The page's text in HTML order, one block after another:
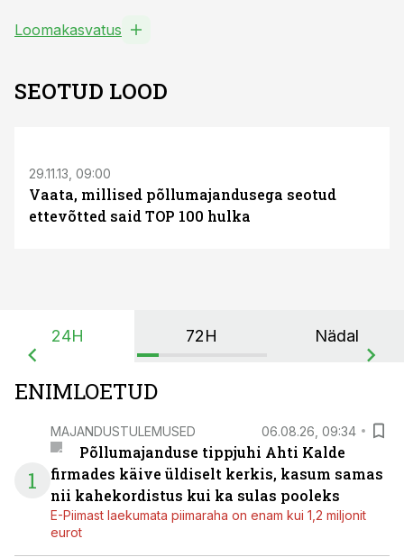
Loomakasvatus
SEOTUD LOOD
29.11.13, 09:00
Vaata, millised põllumajandusega seotud
ettevõtted said TOP 100 hulka
24H 72H Nädal
ENIMLOETUD
1
MAJANDUSTULEMUSED 06.08.26, 09:34
Põllumajanduse tippjuhi Ahti Kalde
firmades käive üldiselt kerkis, kasum samas
nii kahekordistus kui ka sulas pooleks
E-Piimast laekumata piimaraha on enam kui 1,2 miljonit
eurot